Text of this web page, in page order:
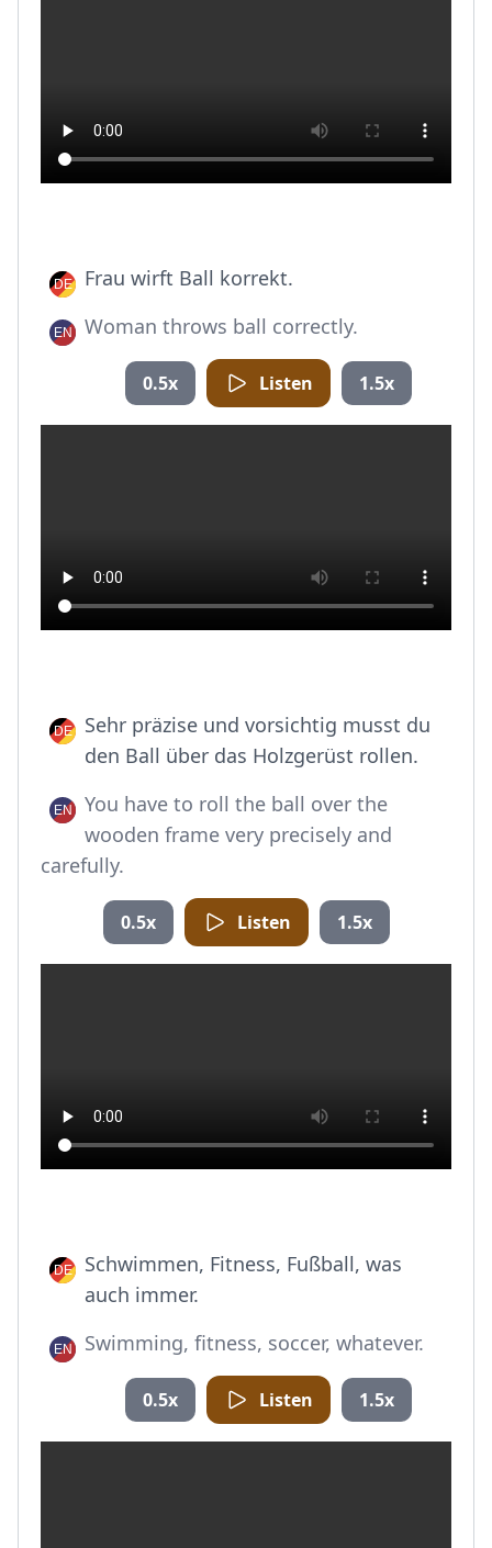
Frau wirft Ball korrekt.
Woman throws ball correctly.
0.5x Listen 1.5x
Sehr präzise und vorsichtig musst du
den Ball über das Holzgerüst rollen.
You have to roll the ball over the
wooden frame very precisely and
carefully.
0.5x Listen 1.5x
Schwimmen, Fitness, Fußball, was
auch immer.
Swimming, fitness, soccer, whatever.
0.5x Listen 1.5x